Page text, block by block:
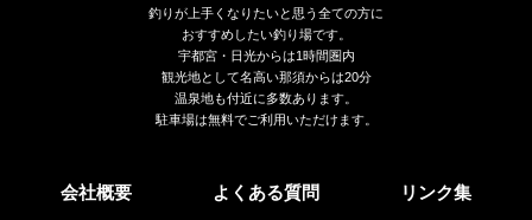
釣りが上手くなりたいと思う全ての方に
おすすめしたい釣り場です。
宇都宮・日光からは1時間圏内
観光地として名高い那須からは20分
温泉地も付近に多数あります。
駐車場は無料でご利用いただけます。
会社概要 よくある質問 リンク集